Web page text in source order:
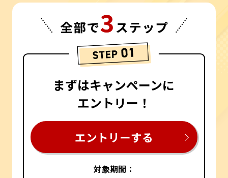
まずはキャンペーンに
エントリー！
エントリーする
対象期間：